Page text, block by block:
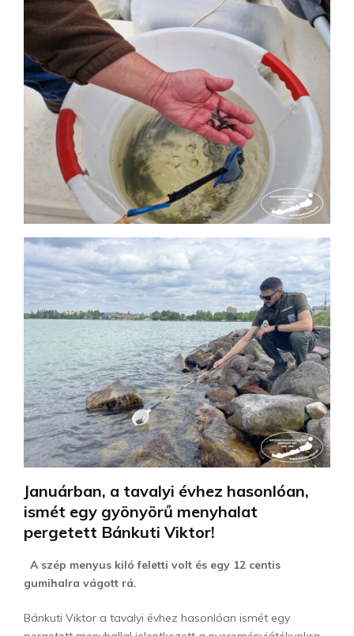
Januárban, a tavalyi évhez hasonlóan,
ismét egy gyönyörű menyhalat
pergetett Bánkuti Viktor!
A szép menyus kiló feletti volt és egy 12 centis
gumihalra vágott rá.
Bánkuti Viktor a tavalyi évhez hasonlóan ismét egy